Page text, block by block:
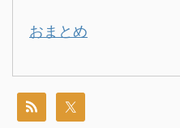
おまとめ